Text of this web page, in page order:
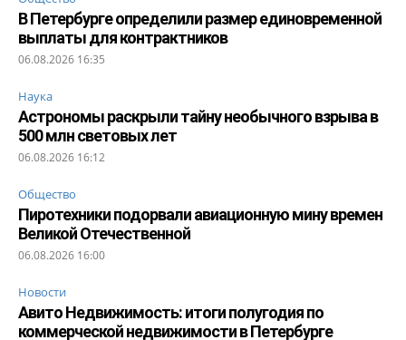
В Петербурге определили размер единовременной
выплаты для контрактников
06.08.2026 16:35
Наука
Астрономы раскрыли тайну необычного взрыва в
500 млн световых лет
06.08.2026 16:12
Общество
Пиротехники подорвали авиационную мину времен
Великой Отечественной
06.08.2026 16:00
Новости
Авито Недвижимость: итоги полугодия по
коммерческой недвижимости в Петербурге